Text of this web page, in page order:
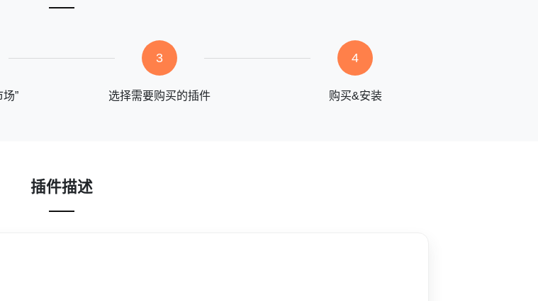
”
3
选择需要购买的插件
4
购买&安装
插件描述